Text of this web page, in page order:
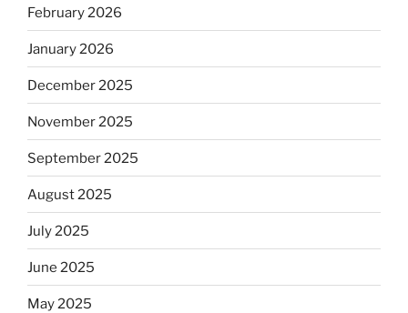
February 2026
January 2026
December 2025
November 2025
September 2025
August 2025
July 2025
June 2025
May 2025